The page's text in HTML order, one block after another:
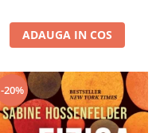
ADAUGA IN COS
-20%